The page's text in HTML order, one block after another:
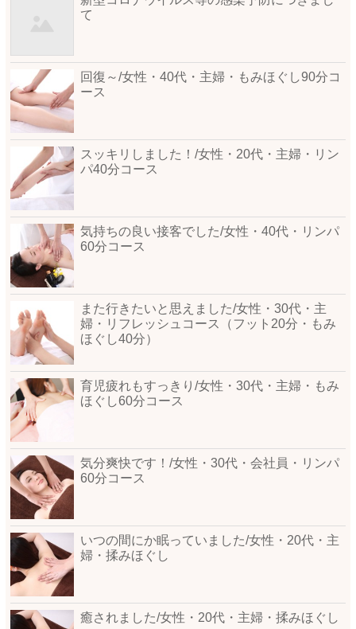
て
回復～/女性・40代・主婦・もみほぐし90分コ
ース
スッキリしました！/女性・20代・主婦・リン
パ40分コース
気持ちの良い接客でした/女性・40代・リンパ
60分コース
また行きたいと思えました/女性・30代・主
婦・リフレッシュコース（フット20分・もみ
ほぐし40分）
育児疲れもすっきり/女性・30代・主婦・もみ
ほぐし60分コース
気分爽快です！/女性・30代・会社員・リンパ
60分コース
いつの間にか眠っていました/女性・20代・主
婦・揉みほぐし
癒されました/女性・20代・主婦・揉みほぐし